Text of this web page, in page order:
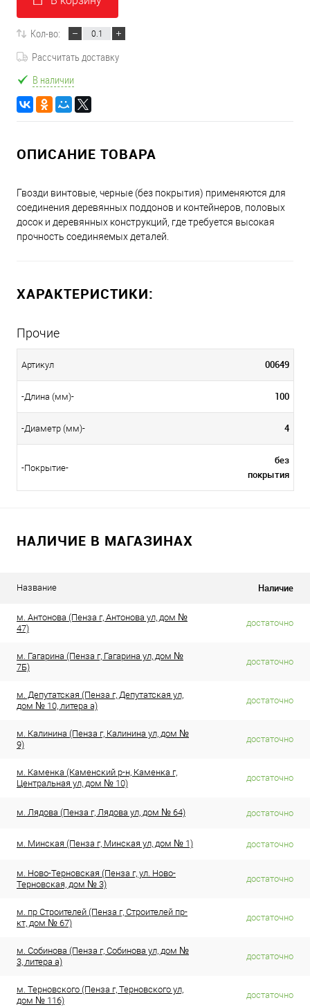
Кол-во:
Рассчитать доставку
В наличии
ОПИСАНИЕ ТОВАРА
Гвозди винтовые, черные (без покрытия) применяются для
соединения деревянных поддонов и контейнеров, половых
досок и деревянных конструкций, где требуется высокая
прочность соединяемых деталей.
ХАРАКТЕРИСТИКИ:
Прочие
Артикул 00649
-Длина (мм)- 100
-Диаметр (мм)- 4
-Покрытие-
без
покрытия
НАЛИЧИЕ В МАГАЗИНАХ
Название Наличие
м. Антонова (Пенза г, Антонова ул, дом №
47)
достаточно
м. Гагарина (Пенза г, Гагарина ул, дом №
7Б)
достаточно
м. Депутатская (Пенза г, Депутатская ул,
дом № 10, литера а)
достаточно
м. Калинина (Пенза г, Калинина ул, дом №
9)
достаточно
м. Каменка (Каменский р-н, Каменка г,
Центральная ул, дом № 10)
достаточно
м. Лядова (Пенза г, Лядова ул, дом № 64) достаточно
м. Минская (Пенза г, Минская ул, дом № 1) достаточно
м. Ново-Терновская (Пенза г, ул. Ново-
Терновская, дом № 3)
достаточно
м. пр Строителей (Пенза г, Строителей пр-
кт, дом № 67)
достаточно
м. Собинова (Пенза г, Собинова ул, дом №
3, литера а)
достаточно
м. Терновского (Пенза г, Терновского ул,
дом № 116)
достаточно